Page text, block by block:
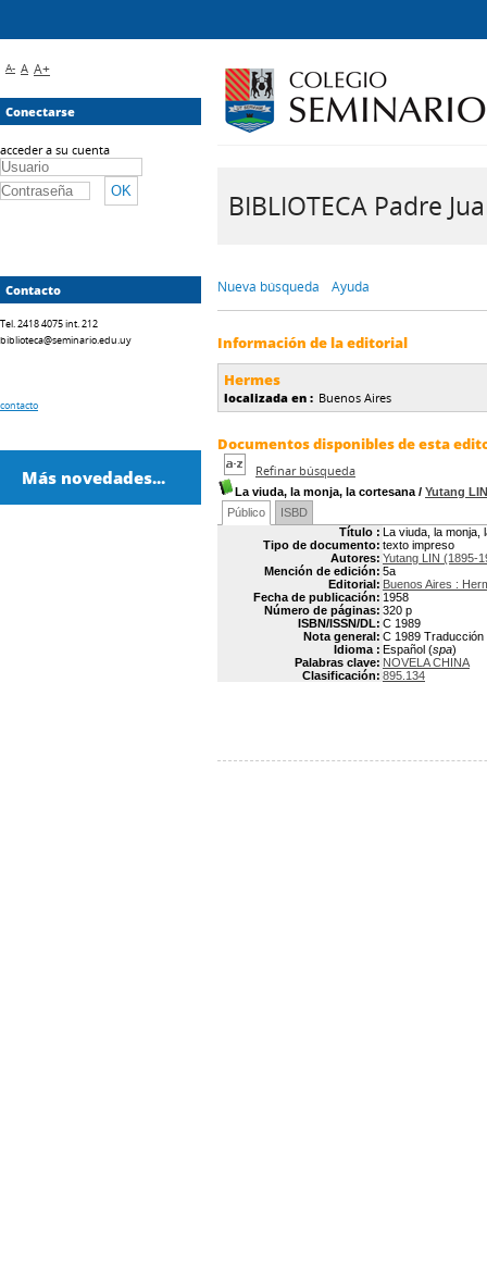
BIBLIOTECA Padre
Nueva búsqueda Ayuda
Información de la editorial
Hermes
localizada en : Buenos Aires
Documentos disponibles de esta
Refinar búsqueda
La viuda, la monja, la cortesana / Yutang LIN
Público
ISBD
Título : La viuda, la monja,
Tipo de documento: texto impreso
Autores: Yutang LIN (1895-
Mención de edición: 5a
Editorial: Buenos Aires :
Fecha de publicación: 1958
Número de páginas: 320 p
ISBN/ISSN/DL: C 1989
Nota general: C 1989 Traducción
Idioma : Español (spa)
Palabras clave: NOVELA CHINA
Clasificación: 895.134
A- A A+
Conectarse
acceder a su cuenta
Contacto
Tel. 2418 4075 int. 212
biblioteca@seminario.edu.uy
contacto
Más novedades...